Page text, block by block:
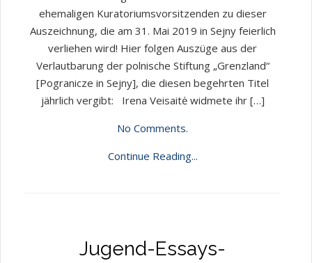
ehemaligen Kuratoriumsvorsitzenden zu dieser
Auszeichnung, die am 31. Mai 2019 in Sejny feierlich
verliehen wird! Hier folgen Auszüge aus der
Verlautbarung der polnische Stiftung „Grenzland“
[Pogranicze in Sejny], die diesen begehrten Titel
jährlich vergibt: Irena Veisaitė widmete ihr […]
No Comments.
Continue Reading...
Jugend-Essays-